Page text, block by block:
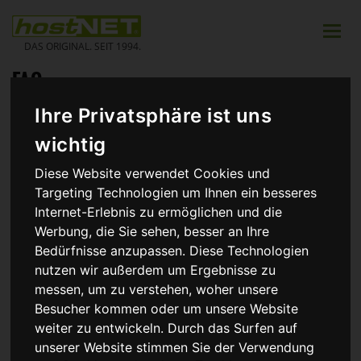
Ihre Privatsphäre ist uns
wichtig
Diese Website verwendet Cookies und
Targeting Technologien um Ihnen ein besseres
Internet-Erlebnis zu ermöglichen und die
Werbung, die Sie sehen, besser an Ihre
Bedürfnisse anzupassen. Diese Technologien
nutzen wir außerdem um Ergebnisse zu
messen, um zu verstehen, woher unsere
Besucher kommen oder um unsere Website
weiter zu entwickeln. Durch das Surfen auf
unserer Website stimmen Sie der Verwendung
Inhalt
springenDAS ORIGINAL. SEIT 1994.
Toggle
FAQ
Allgemeines
Sicherheit durch Zwei-Faktor-Authentisierung
Wie prüfe ich, ob meine IP in einer Blacklist geführt wird?
Ich habe mein Passwort für den Kundenbereich vergessen
Wie ändere ich meine Firmierung / meinen Namen?
Wie und wann erhalte ich von hostNET meine Rechnung?
Gibt es eine garantierte Uptime/Verfügbarkeit bei hostNET?
Wie kann ich Nameserver-Einträge ändern?
Was ist eigentlich die sog. Propagationszeit?
Welchen FTP-Modus muss man einstellen?
Wie kann ich Dateiattribute erkennen und verändern?
Was bedeuten die Fehlermeldungen im Browser wie 301
Moved Permanently?